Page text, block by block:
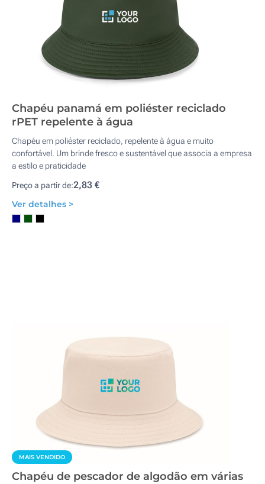
Chapéu panamá em poliéster reciclado
rPET repelente à água
Chapéu em poliéster reciclado, repelente à água e muito
confortável. Um brinde fresco e sustentável que associa a empresa
a estilo e praticidade
Preço a partir de:2,83 €
Ver detalhes >
MAIS VENDIDO
Chapéu de pescador de algodão em várias